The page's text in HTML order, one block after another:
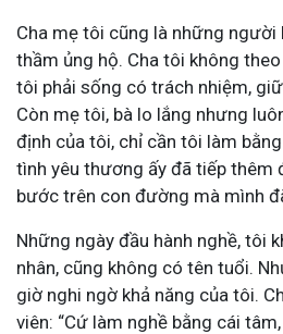
Cha mẹ tôi cũng là những người
thầm ủng hộ. Cha tôi không
tôi phải sống có trách nhiệm,
Còn mẹ tôi, bà lo lắng nhưng
định của tôi, chỉ cần tôi làm
tình yêu thương ấy đã tiếp thêm
bước trên con đường mà mình
Những ngày đầu hành nghề, tôi
nhân, cũng không có tên tuổi.
giờ nghi ngờ khả năng của tôi.
viên: “Cứ làm nghề bằng cái